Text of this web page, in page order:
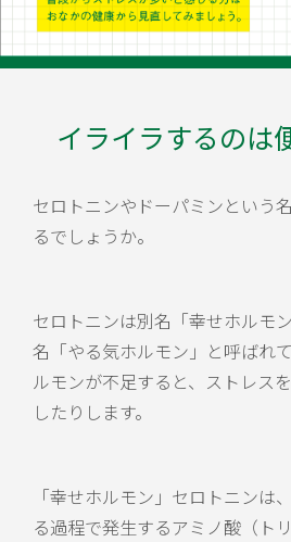
イライラするのは
セロトニンやドーパミンという
るでしょうか。
セロトニンは別名「幸せホルモ
名「やる気ホルモン」と呼ばれ
ルモンが不足すると、ストレス
したりします。
「幸せホルモン」セロトニンは
る過程で発生するアミノ酸（ト